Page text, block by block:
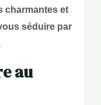
charmantes et
séduire par
au